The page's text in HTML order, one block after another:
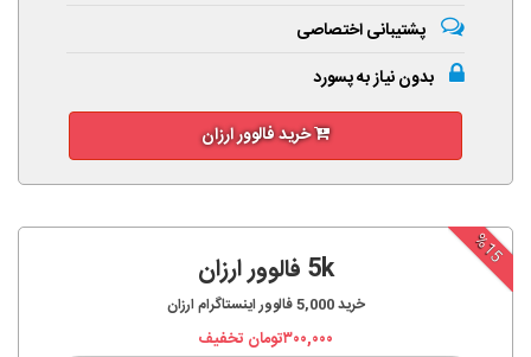
پشتیبانی اختصاصی
بدون نیاز به پسورد
خرید فالوور ارزان
%15
5k فالوور ارزان
خرید5,000فالوور اینستاگرام ارزان
۳۰۰,۰۰۰تومان تخفیف